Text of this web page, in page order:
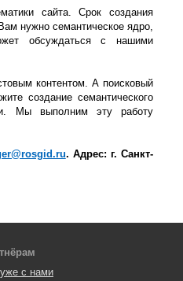
сайта. Срок создания
нужно семантическое ядро,
обсуждаться с нашими
контентом. А поисковый
создание семантического
Мы выполним эту работу
. Адрес: г. Санкт-
с нами